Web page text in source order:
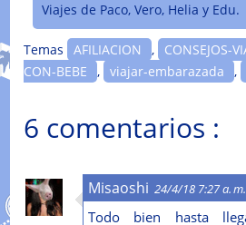
Viajes de Paco, Vero, Helia y Edu.
Temas AFILIACION , CONSEJOS-
CON-BEBE
, viajar-embarazada ,
6 comentarios :
Misaoshi 24/4/18 7:27 a. m.
Todo bien hasta